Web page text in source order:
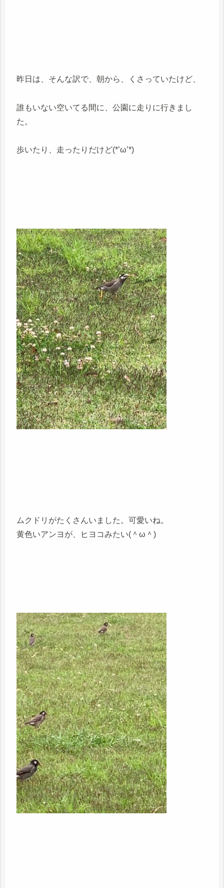
昨日は、そんな訳で、朝から、くさっていたけど、
誰もいない空いてる間に、公園に走りに行きまし
た。
歩いたり、走ったりだけど(*’ω’*)
ムクドリがたくさんいました。可愛いね。
黄色いアンヨが、ヒヨコみたい(＾ω＾)